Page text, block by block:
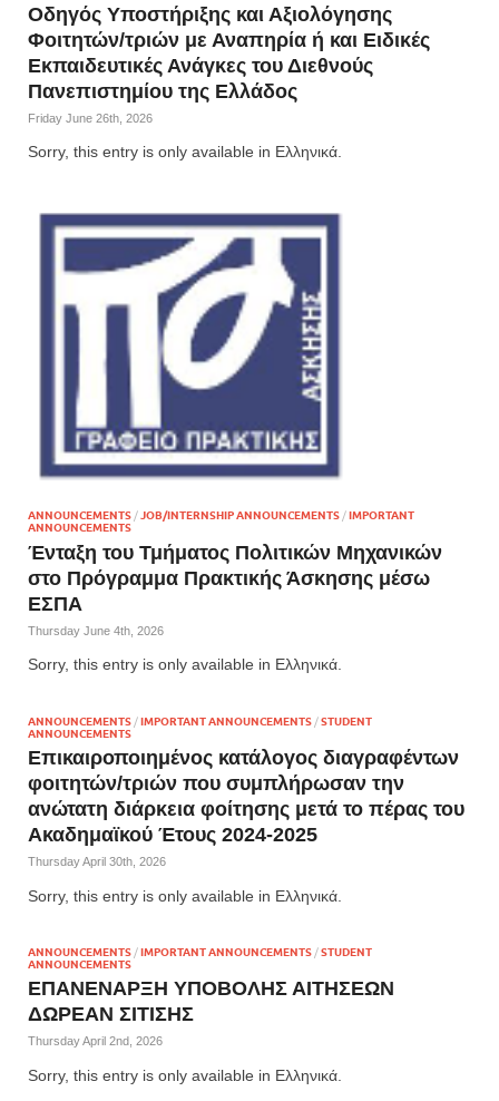
Οδηγός Υποστήριξης και Αξιολόγησης
Φοιτητών/τριών με Αναπηρία ή και Ειδικές
Εκπαιδευτικές Ανάγκες του Διεθνούς
Πανεπιστημίου της Ελλάδος
Friday June 26th, 2026
Sorry, this entry is only available in Ελληνικά.
ANNOUNCEMENTS/JOB/INTERNSHIP ANNOUNCEMENTS/ IMPORTANT
ANNOUNCEMENTS
Ένταξη του Τμήματος Πολιτικών Μηχανικών
στο Πρόγραμμα Πρακτικής Άσκησης μέσω
ΕΣΠΑ
Thursday June 4th, 2026
Sorry, this entry is only available in Ελληνικά.
ANNOUNCEMENTS /IMPORTANT ANNOUNCEMENTS /STUDENT
ANNOUNCEMENTS
Επικαιροποιημένος κατάλογος διαγραφέντων
φοιτητών/τριών που συμπλήρωσαν την
ανώτατη διάρκεια φοίτησης μετά το πέρας του
Ακαδημαϊκού Έτους 2024-2025
Thursday April 30th, 2026
Sorry, this entry is only available in Ελληνικά.
ANNOUNCEMENTS /IMPORTANT ANNOUNCEMENTS /STUDENT
ANNOUNCEMENTS
ΕΠΑΝΕΝΑΡΞΗ ΥΠΟΒΟΛΗΣ ΑΙΤΗΣΕΩΝ
ΔΩΡΕΑΝ ΣΙΤΙΣΗΣ
Thursday April 2nd, 2026
Sorry, this entry is only available in Ελληνικά.